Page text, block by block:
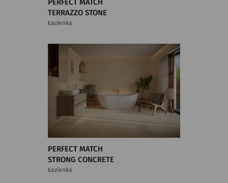
PERFECT MATCH
TERRAZZO STONE
Łazienka
PERFECT MATCH
STRONG CONCRETE
Łazienka